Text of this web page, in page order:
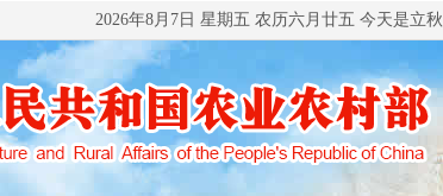
2026年8月7日 星期五 农历六月廿五 今天是立秋